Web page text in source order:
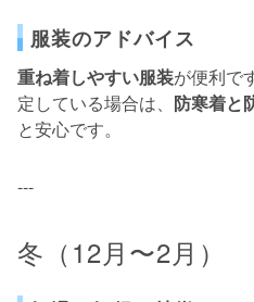
服装のアドバイス
重ね着しやすい服装が便利で
定している場合は、 防寒着と
と安心です。
---
冬（12月〜2月）